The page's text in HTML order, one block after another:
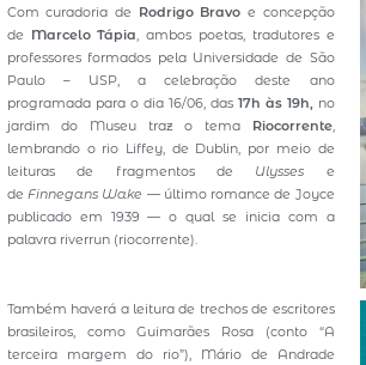
Com curadoria de Rodrigo Bravo e concepção
de Marcelo Tápia, ambos poetas, tradutores e
professores formados pela Universidade de São
Paulo – USP, a celebração deste ano
programada para o dia 16/06, das 17h às 19h, no
jardim do Museu traz o tema
Riocorrente,
lembrando o rio Liffey, de Dublin, por meio de
leituras de fragmentos de Ulysses e
deFinnegans Wake — último romance de Joyce
publicado em 1939 — o qual se inicia com a
palavra riverrun (riocorrente).
Também haverá a leitura de trechos de escritores
brasileiros, como Guimarães Rosa (conto “A
terceira margem do rio”), Mário de Andrade